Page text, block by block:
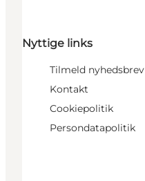
Nyttige links
Tilmeld nyhedsbrev
Kontakt
Cookiepolitik
Persondatapolitik